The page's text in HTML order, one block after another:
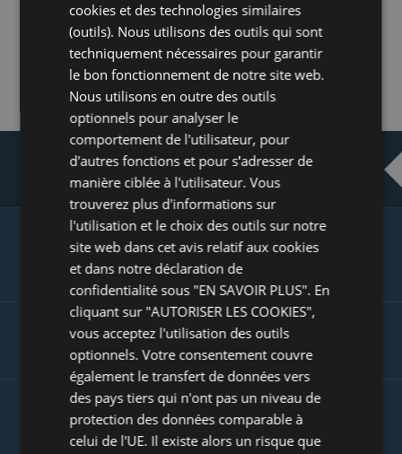
LES AVIS AUGMENTENT VOTRE TAUX DE CONVERSION
ATTIRER PLUS DE CLIENTS AVEC L'INTÉGRATION DES
PRODUITS SUR GOOGLE
AUGMENTER VOTRE TRAFIC EN LIGNE GRÂCE AU SEO
VOLUME DE TRANSACTION PLUS ÉLEVÉ
GERMAN
ITALIAN
PORTUGUESE
JAPANESE
CZ
SLOVAK
cookies et des technologies similaires
(outils). Nous utilisons des outils qui sont
techniquement nécessaires pour garantir
le bon fonctionnement de notre site web.
Nous utilisons en outre des outils
optionnels pour analyser le
comportement de l'utilisateur, pour
d'autres fonctions et pour s'adresser de
manière ciblée à l'utilisateur. Vous
trouverez plus d'informations sur
l'utilisation et le choix des outils sur notre
site web dans cet avis relatif aux cookies
et dans notre déclaration de
confidentialité sous "EN SAVOIR PLUS". En
cliquant sur "AUTORISER LES COOKIES",
vous acceptez l'utilisation des outils
optionnels. Votre consentement couvre
également le transfert de données vers
des pays tiers qui n'ont pas un niveau de
protection des données comparable à
celui de l'UE. Il existe alors un risque que